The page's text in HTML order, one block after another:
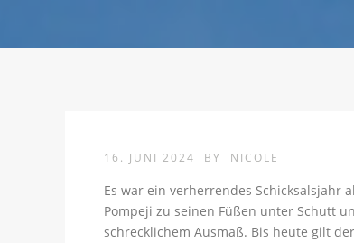
16. JUNI 2024 BY NICOLE
Es war ein verherrendes Schicksalsjahr
Pompeji zu seinen Füßen unter Schutt
schrecklichem Ausmaß. Bis heute gilt